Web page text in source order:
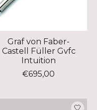
Graf von Faber-
Castell Füller Gvfc
Intuition
€695,00